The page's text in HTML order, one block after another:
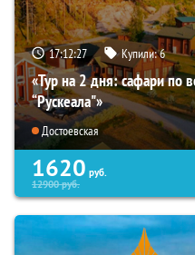
17:12:26 Купили:6
«Тур на 2 дня: сафари по
“Рускеала"»
Достоевская
1620 руб.
12900руб.